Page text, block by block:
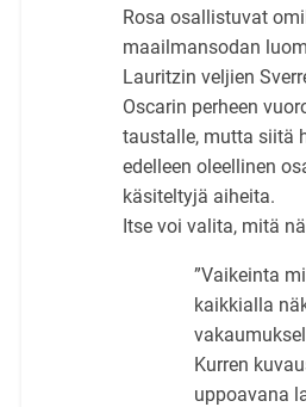
Rosa osallistuvat
maailmansodan
Lauritzin veljien
Oscarin perheen
taustalle, mutta siitä
edelleen oleellinen
käsiteltyjä aiheita.
Itse voi valita, mitä
”Vaikeinta
kaikkialla
Kurren
uppoavana